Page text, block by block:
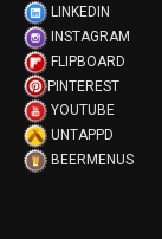
LINKEDIN
INSTAGRAM
FLIPBOARD
PINTEREST
YOUTUBE
UNTAPPD
BEERMENUS